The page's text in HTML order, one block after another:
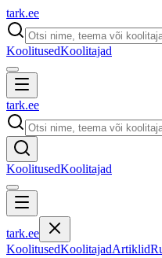
tark.ee
KoolitusedKoolitajad
tark.ee
KoolitusedKoolitajad
tark.ee
KoolitusedKoolitajadArtiklid